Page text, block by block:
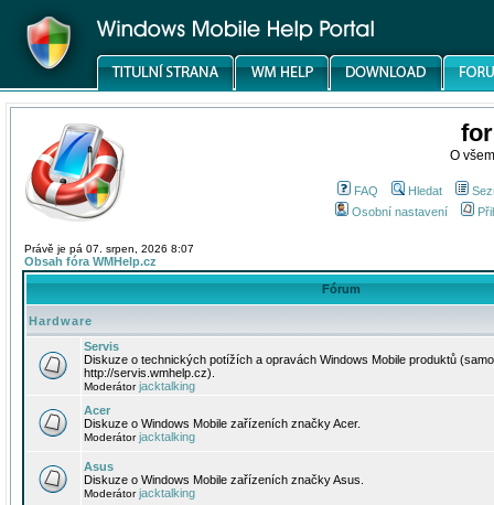
O
FAQ Hledat
Osobní nastavení
Právě je pá 07. srpen, 2026 8:07
Obsah fóra WMHelp.cz
Fórum
Hardware
Servis
Diskuze o technických potížích a opravách Windows Mobile produktů
http://servis.wmhelp.cz).
Moderátorjacktalking
Acer
Diskuze o Windows Mobile zařízeních značky Acer.
Moderátorjacktalking
Asus
Diskuze o Windows Mobile zařízeních značky Asus.
Moderátorjacktalking